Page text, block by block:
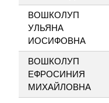
ВОШКОЛУП
УЛЬЯНА
ИОСИФОВНА
ВОШКОЛУП
ЕФРОСИНИЯ
МИХАЙЛОВНА